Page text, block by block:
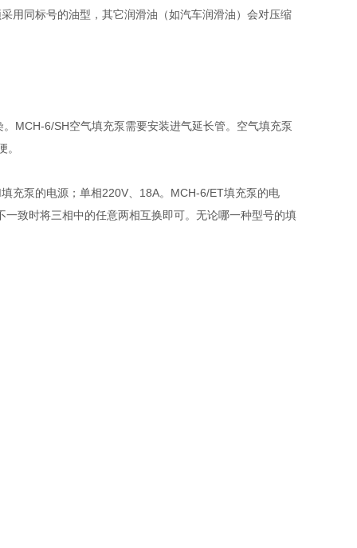
用同标号的油型，其它润滑油（如汽车润滑油）会对压缩
MCH-6/SH空气填充泵需要安装进气延长管。空气填充泵
充泵的电源；单相220V、18A。MCH-6/ET填充泵的电
致时将三相中的任意两相互换即可。无论哪一种型号的填